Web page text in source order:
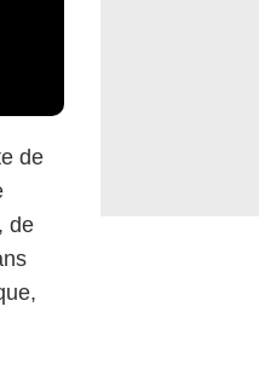
de
de